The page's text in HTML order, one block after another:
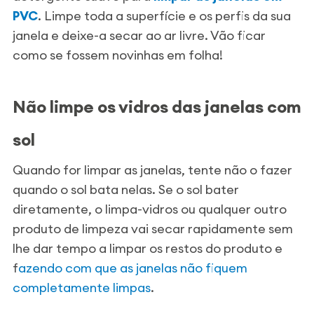
PVC. Limpe toda a superfície e os perfis da sua
janela e deixe-a secar ao ar livre. Vão ficar
como se fossem novinhas em folha!
Não limpe os vidros das janelas com
sol
Quando for limpar as janelas, tente não o fazer
quando o sol bata nelas. Se o sol bater
diretamente, o limpa-vidros ou qualquer outro
produto de limpeza vai secar rapidamente sem
lhe dar tempo a limpar os restos do produto e
fazendo com que as janelas não fiquem
completamente limpas.